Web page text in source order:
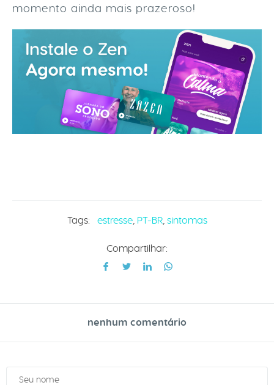
momento ainda mais prazeroso!
Tags: estresse, PT-BR, sintomas
Compartilhar:
nenhum comentário